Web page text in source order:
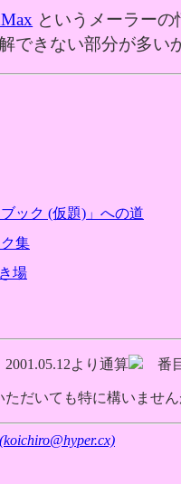
というメーラー
できない部分が多い
ブック (仮題)」への道
集
場
より通算 番
だいても特に構いませ